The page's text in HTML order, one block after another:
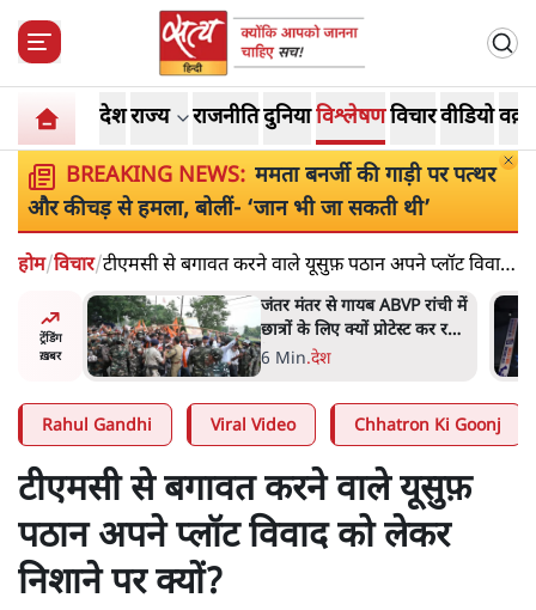
देशराज्य राजनीतिदुनियाविश्लेषणविचारवीडियो
BREAKING NEWS: ममता बनर्जी की गाड़ी पर पत्थर
और कीचड़ से हमला, बोलीं- ‘जान भी जा सकती थी’
होम/विचार/टीएमसी से बगावत करने वाले यूसुफ़ पठान अपने प्लॉट विवाद
को लेकर निशाने पर क्यों?
ट्रेंडिंग
ख़बर
बीजेपी-
अटकलें
जंतर मंतर से गायब ABVP रांची में
छात्रों के लिए क्यों प्रोटेस्ट कर रही
है
6 Min.देश
Rahul Gandhi Viral Video Chhatron Ki Goonj
टीएमसी से बगावत करने वाले यूसुफ़
पठान अपने प्लॉट विवाद को लेकर
निशाने पर क्यों?